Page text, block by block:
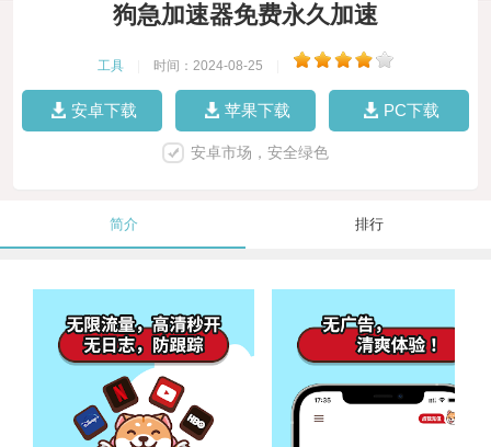
狗急加速器免费永久加速
工具 时间：2024-08-25
安卓下载 苹果下载 PC下载
安卓市场，安全绿色
简介 排行